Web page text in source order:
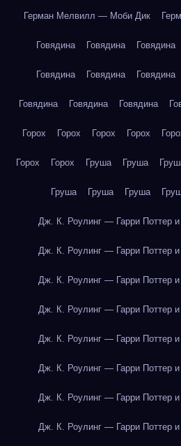
Герман Мелвилл — Моби Дик
Говядина Говядина Говядина
Говядина Говядина Говядина
Говядина Говядина Говядина
Горох Горох Горох Горох
Горох Горох Груша Груша
Груша Груша Груша
Дж. К. Роулинг — Гарри Поттер
Дж. К. Роулинг — Гарри Поттер
Дж. К. Роулинг — Гарри Поттер
Дж. К. Роулинг — Гарри Поттер
Дж. К. Роулинг — Гарри Поттер
Дж. К. Роулинг — Гарри Поттер
Дж. К. Роулинг — Гарри Поттер
Дж. К. Роулинг — Гарри Поттер